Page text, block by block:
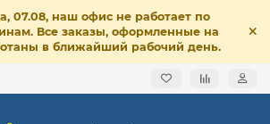
07.08, наш офис не работает по
Все заказы, оформленные на
в ближайший рабочий день.